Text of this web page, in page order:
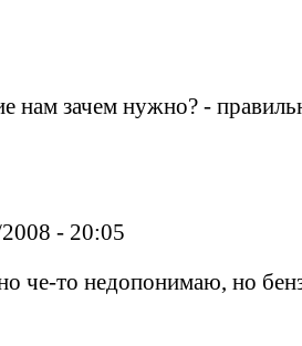
нам зачем нужно? -
- 20:05
че-то недопонимаю, но